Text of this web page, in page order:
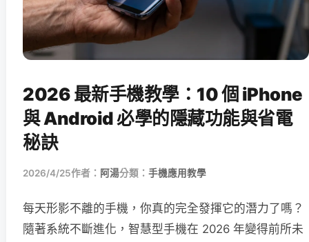
2026 最新手機教學：10 個 iPhone
與 Android 必學的隱藏功能與省電
秘訣
2026/4/25作者： 阿湯分類： 手機應用教學
每天形影不離的手機，你真的完全發揮它的潛力了嗎？
隨著系統不斷進化，智慧型手機在 2026 年變得前所未